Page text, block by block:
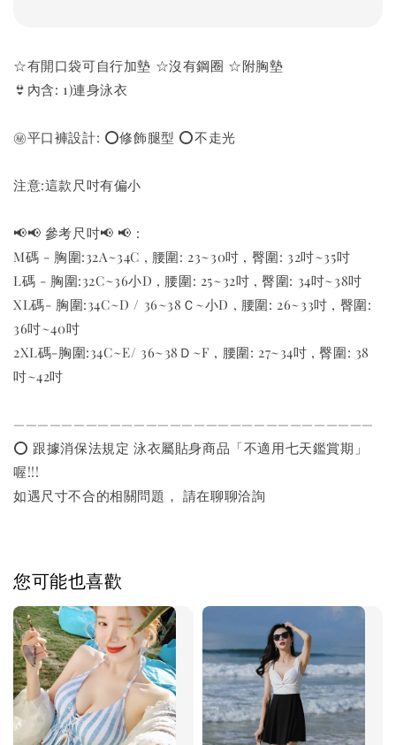
☆有開口袋可自行加墊 ☆沒有鋼圈 ☆附胸墊
👙內含: 1)連身泳衣
㊙️平口褲設計: ⭕️修飾腿型 ⭕️不走光
注意:這款尺吋有偏小
📢📢 參考尺吋📢 📢 :
M碼 - 胸圍:32A~34C , 腰圍: 23~30吋 , 臀圍: 32吋~35吋
L碼 - 胸圍:32C~36小D , 腰圍: 25~32吋 , 臀圍: 34吋~38吋
XL碼- 胸圍:34C~D / 36~38Ｃ~小D , 腰圍: 26~33吋 , 臀圍:
36吋~40吋
2XL碼-胸圍:34C~E/ 36~38Ｄ~F , 腰圍: 27~34吋 , 臀圍: 38
吋~42吋
——————————————————————————————
⭕️ 跟據消保法規定 泳衣屬貼身商品「不適用七天鑑賞期」
喔!!!
如遇尺寸不合的相關問題， 請在聊聊洽詢
您可能也喜歡